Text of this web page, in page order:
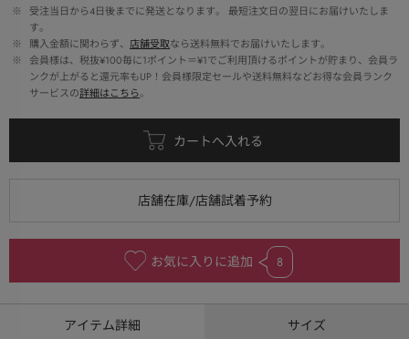
※
受注当日から4日後までに発送となります。 最短注文日の翌日にお届けいたしま
す。
※
購入金額に関わらず、 店舗受取なら送料無料でお届けいたします。
※
会員様は、税抜¥100毎に1ポイント＝¥1でご利用頂けるポイントが貯まり、会員ラ
ンクが上がると還元率もUP！会員様限定セールや送料無料などお得な会員ランク
サービスの詳細はこちら。
お気に入りに追加 8
アイテム詳細 サイズ